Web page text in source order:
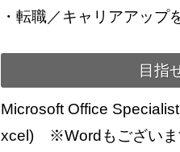
・転職／キャリアアップ
目指
Microsoft Office
xcel) ※Wordもございま